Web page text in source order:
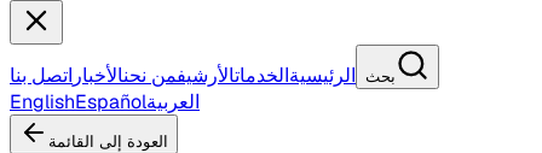
الرئيسيةالخدماتالأرشيفمن نحنالأخبار اتصل بنا بحث
EnglishEspañolالعربية
العودة إلى القائمة